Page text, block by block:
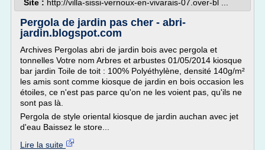
Site : http://villa-sissi-vernoux-en-vivarais-07.over-bl ...
Pergola de jardin pas cher - abri-
jardin.blogspot.com
Archives Pergolas abri de jardin bois avec pergola et
tonnelles Votre nom Arbres et arbustes 01/05/2014 kiosque
bar jardin Toile de toit : 100% Polyéthylène, densité 140g/m²
les amis sont comme kiosque de jardin en bois occasion les
étoiles, ce n'est pas parce qu'on ne les voient pas, qu'ils ne
sont pas là.
Pergola de style oriental kiosque de jardin auchan avec jet
d'eau Baissez le store...
Lire la suite